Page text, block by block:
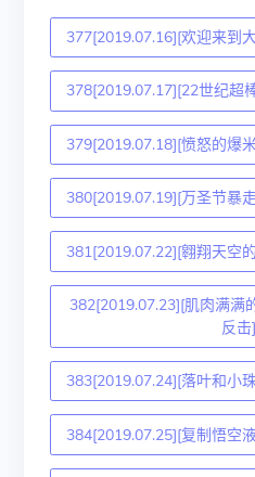
377[2019.07.16][欢迎来到
378[2019.07.17][22世纪超
379[2019.07.18][愤怒的爆
380[2019.07.19][万圣节暴
381[2019.07.22][翱翔天空
382[2019.07.23][肌肉满满
反击]
383[2019.07.24][落叶和小
384[2019.07.25][复制悟空